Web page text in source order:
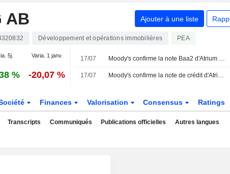
AB Ajouter à une liste
Développement et opérations immobilières PEA
5j. Varia. 1 janv.
% -20,07 %
17/07 Moody's confirme la note Baa2 d'Atrium Ljungberg avec une perspective stable
17/07 Moody's confirme la note de crédit d'Atrium Ljungberg
Finances Valorisation Consensus Ratings
Transcripts Communiqués Publications officielles Autres langues